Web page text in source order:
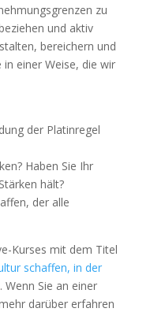
zu
und aktiv
bereichern und
einer Weise, die wir
der Platinregel
Haben Sie Ihr
hält?
der alle
Kurses mit dem Titel
schaffen, in der
. Wenn Sie an einer
darüber erfahren